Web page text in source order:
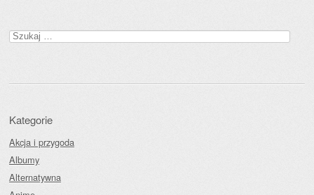
Szukaj:
Kategorie
Akcja i przygoda
Albumy
Alternatywna